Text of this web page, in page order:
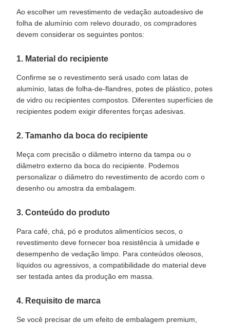
Ao escolher um revestimento de vedação autoadesivo de
folha de alumínio com relevo dourado, os compradores
devem considerar os seguintes pontos:
1. Material do recipiente
Confirme se o revestimento será usado com latas de
alumínio, latas de folha-de-flandres, potes de plástico, potes
de vidro ou recipientes compostos. Diferentes superfícies de
recipientes podem exigir diferentes forças adesivas.
2. Tamanho da boca do recipiente
Meça com precisão o diâmetro interno da tampa ou o
diâmetro externo da boca do recipiente. Podemos
personalizar o diâmetro do revestimento de acordo com o
desenho ou amostra da embalagem.
3. Conteúdo do produto
Para café, chá, pó e produtos alimentícios secos, o
revestimento deve fornecer boa resistência à umidade e
desempenho de vedação limpo. Para conteúdos oleosos,
líquidos ou agressivos, a compatibilidade do material deve
ser testada antes da produção em massa.
4. Requisito de marca
Se você precisar de um efeito de embalagem premium,